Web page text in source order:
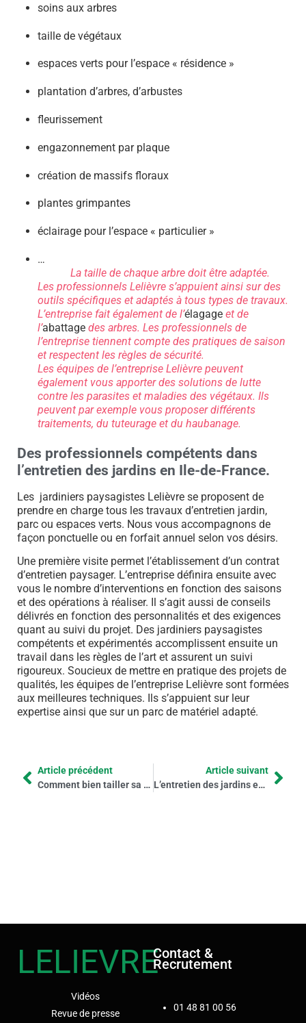
soins aux arbres
taille de végétaux
espaces verts pour l’espace « résidence »
plantation d’arbres, d’arbustes
fleurissement
engazonnement par plaque
création de massifs floraux
plantes grimpantes
éclairage pour l’espace « particulier »
…
La taille de chaque arbre doit être adaptée.
Les professionnels Lelièvre s’appuient ainsi sur des
outils spécifiques et adaptés à tous types de travaux.
L’entreprise fait également de l’élagage et de
l’abattage des arbres. Les professionnels de
l’entreprise tiennent compte des pratiques de saison
et respectent les règles de sécurité.
Les équipes de l’entreprise Lelièvre peuvent
également vous apporter des solutions de lutte
contre les parasites et maladies des végétaux. Ils
peuvent par exemple vous proposer différents
traitements, du tuteurage et du haubanage.
Des professionnels compétents dans
l’entretien des jardins en Ile-de-France.
Les jardiniers paysagistes Lelièvre se proposent de
prendre en charge tous les travaux d’entretien jardin,
parc ou espaces verts. Nous vous accompagnons de
façon ponctuelle ou en forfait annuel selon vos désirs.
Une première visite permet l’établissement d’un contrat
d’entretien paysager. L’entreprise définira ensuite avec
vous le nombre d’interventions en fonction des saisons
et des opérations à réaliser. Il s’agit aussi de conseils
délivrés en fonction des personnalités et des exigences
quant au suivi du projet. Des jardiniers paysagistes
compétents et expérimentés accomplissent ensuite un
travail dans les règles de l’art et assurent un suivi
rigoureux. Soucieux de mettre en pratique des projets de
qualités, les équipes de l’entreprise Lelièvre sont formées
aux meilleures techniques. Ils s’appuient sur leur
expertise ainsi que sur un parc de matériel adapté.
Article précédent
Comment bien tailler sa haie ?
Article suivant
L’entretien des jardins en île-de-France par l’entreprise Lelièvre
LELIEVRE
Vidéos
Revue de presse
Contact &
Recrutement
01 48 81 00 56